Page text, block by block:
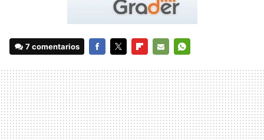
7 comentarios
MAIL